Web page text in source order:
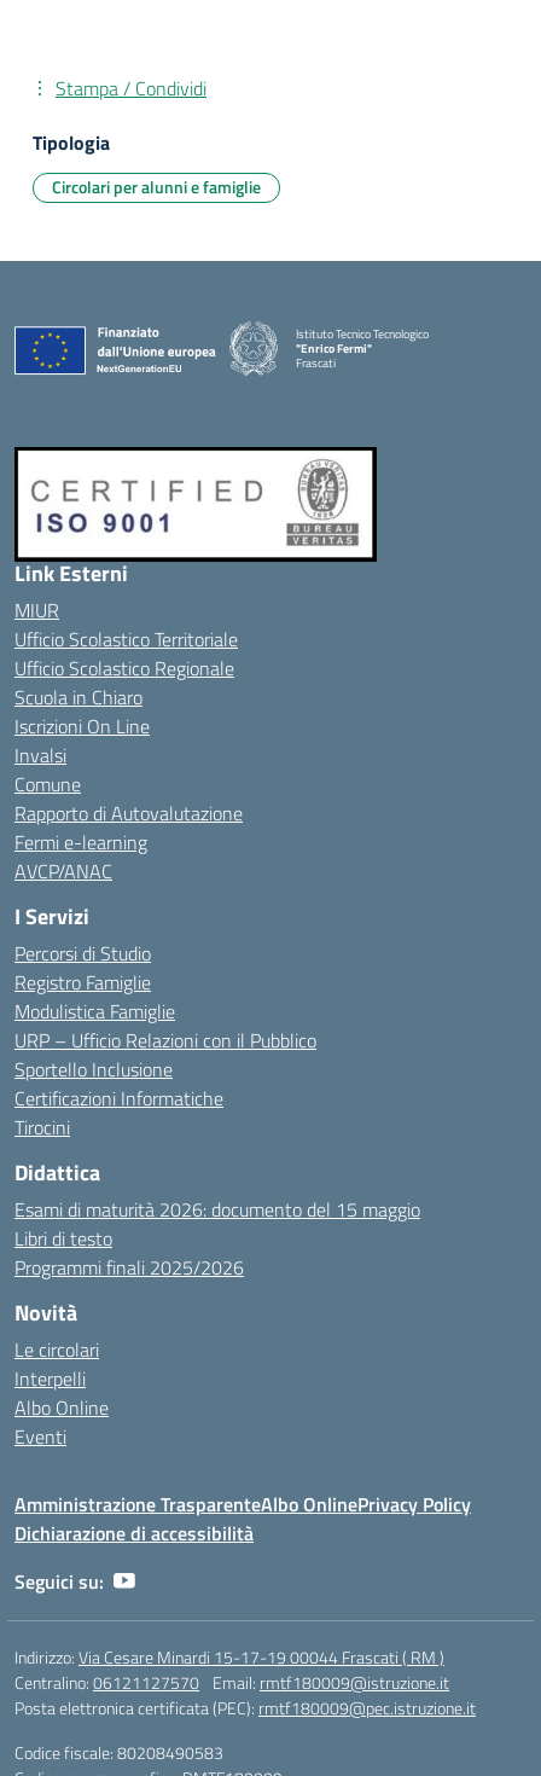
Stampa / Condividi
Tipologia
Circolari per alunni e famiglie
Istituto Tecnico Tecnologico
"Enrico Fermi"
Frascati
Link Esterni
MIUR
Ufficio Scolastico Territoriale
Ufficio Scolastico Regionale
Scuola in Chiaro
Iscrizioni On Line
Invalsi
Comune
Rapporto di Autovalutazione
Fermi e-learning
AVCP/ANAC
I Servizi
Percorsi di Studio
Registro Famiglie
Modulistica Famiglie
URP – Ufficio Relazioni con il Pubblico
Sportello Inclusione
Certificazioni Informatiche
Tirocini
Didattica
Esami di maturità 2026: documento del 15 maggio
Libri di testo
Programmi finali 2025/2026
Novità
Le circolari
Interpelli
Albo Online
Eventi
Amministrazione TrasparenteAlbo OnlinePrivacy Policy
Dichiarazione di accessibilità
Seguici su:
Indirizzo:Via Cesare Minardi 15-17-19 00044 Frascati ( RM )
Centralino:06121127570 Email: rmtf180009@istruzione.it
Posta elettronica certificata (PEC): rmtf180009@pec.istruzione.it
Codice fiscale: 80208490583